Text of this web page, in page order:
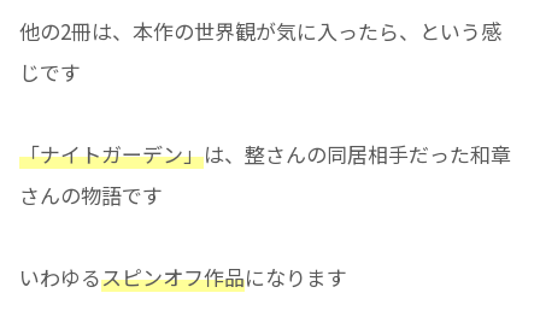
他の2冊は、本作の世界観が気に入ったら、という感
じです
「ナイトガーデン」は、整さんの同居相手だった和章
さんの物語です
いわゆるスピンオフ作品になります